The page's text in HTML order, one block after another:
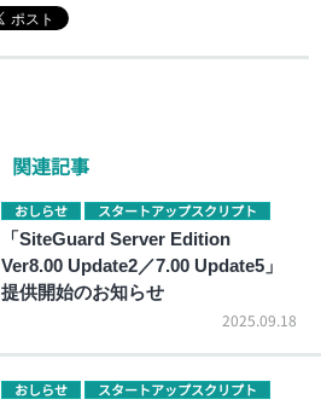
関連記事
おしらせ スタートアップスクリプト
「SiteGuard Server Edition
Ver8.00 Update2／7.00 Update5」
提供開始のお知らせ
2025.09.18
おしらせ スタートアップスクリプト